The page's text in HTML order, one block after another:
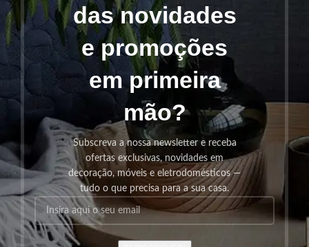
das novidades
e promoções
em primeira
mão?
Subscreva a nossa newsletter e receba
ofertas exclusivas, novidades em
decoração, móveis e eletrodomésticos —
tudo o que precisa para a sua casa.